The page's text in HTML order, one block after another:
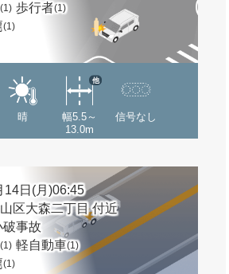
(1) 歩行者(1)
(1)
晴
幅5.5～
13.0m
他
信号なし
14日(月)06:45
区大森二丁目 付近
事故
(1) 軽自動車(1)
(1)